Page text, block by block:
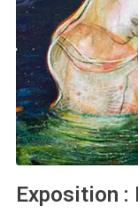
Exposition :